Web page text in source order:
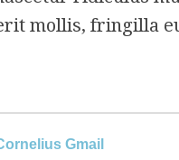
mollis, fringilla
Gmail